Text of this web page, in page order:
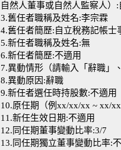
自然人董事或自然人監察人）
3.舊任者職稱及姓名:李宗霖
4.舊任者簡歷:自立稅務記帳士
5.新任者職稱及姓名:無
6.新任者簡歷:不適用
7.異動情形（請輸入「辭職」
8.異動原因:辭職
9.新任者選任時持股數:不適用
10.原任期（例xx/xx/xx ~ xx/
11.新任生效日期:不適用
12.同任期董事變動比率:3/7
13.同任期獨立董事變動比率: